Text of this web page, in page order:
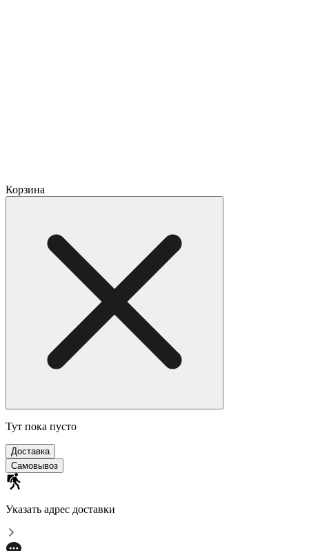
Корзина
Тут пока пусто
Доставка
Самовывоз
Указать адрес доставки